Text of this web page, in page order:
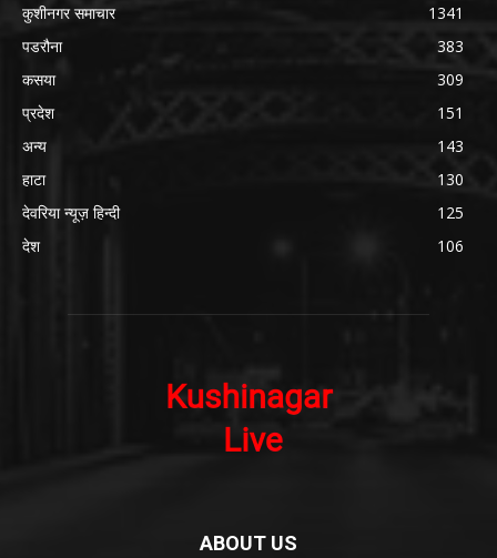
कुशीनगर समाचार
1341
पडरौना
383
कसया
309
प्रदेश
151
अन्य
143
हाटा
130
देवरिया न्यूज़ हिन्दी
125
देश
106
ABOUT US